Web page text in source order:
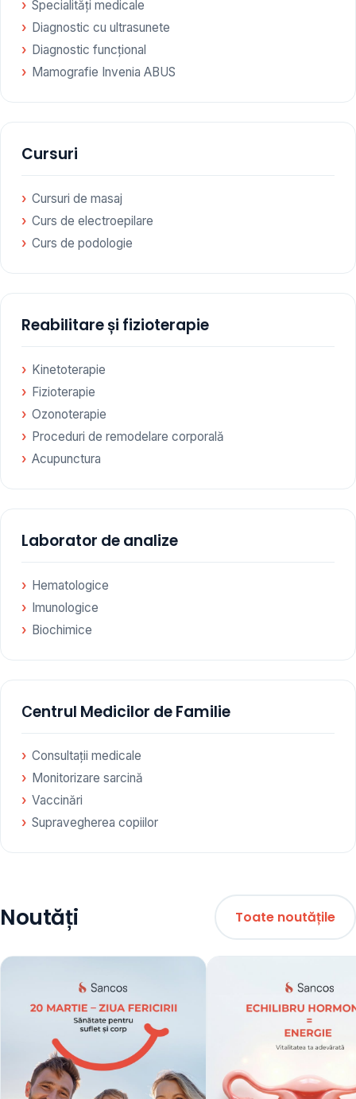
Specialități medicale
Diagnostic cu ultrasunete
Diagnostic funcțional
Mamografie Invenia ABUS
Cursuri
Cursuri de masaj
Curs de electroepilare
Curs de podologie
Reabilitare și fizioterapie
Kinetoterapie
Fizioterapie
Ozonoterapie
Proceduri de remodelare corporală
Acupunctura
Laborator de analize
Hematologice
Imunologice
Biochimice
Сentrul Medicilor de Familie
Consultații medicale
Monitorizare sarcină
Vaccinări
Supravegherea copiilor
Noutăți Toate noutățile